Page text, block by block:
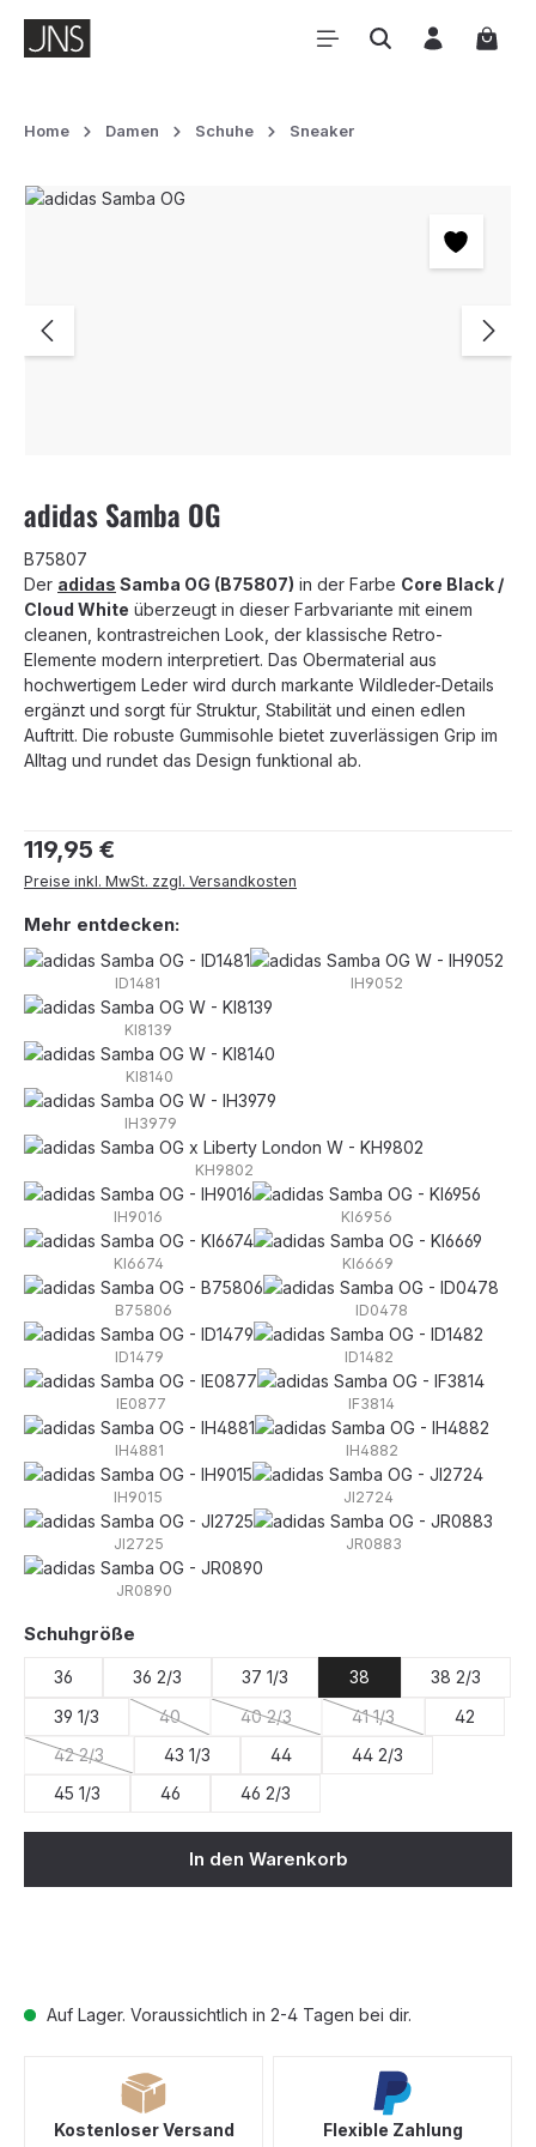
Zum Hauptinhalt springen
Home Damen Schuhe Sneaker
Bildergalerie überspringen
adidas Samba OG
B75807
Der adidas Samba OG (B75807) in der Farbe Core Black /
Cloud White überzeugt in dieser Farbvariante mit einem
cleanen, kontrastreichen Look, der klassische Retro-
Elemente modern interpretiert. Das Obermaterial aus
hochwertigem Leder wird durch markante Wildleder-Details
ergänzt und sorgt für Struktur, Stabilität und einen edlen
Auftritt. Die robuste Gummisohle bietet zuverlässigen Grip im
Alltag und rundet das Design funktional ab.
Regulärer Preis:
119,95 €
Preise inkl. MwSt. zzgl. Versandkosten
Auf Lager. Voraussichtlich in 2-4 Tagen bei dir.
Mehr entdecken:
ID1481 IH9052
KI8139
KI8140
IH3979
KH9802
IH9016 KI6956
KI6674 KI6669
B75806 ID0478
ID1479 ID1482
IE0877 IF3814
IH4881 IH4882
IH9015 JI2724
JI2725 JR0883
JR0890
Schuhgröße
36 36 2/3 37 1/3 38
38 2/3
39 1/3
40
(Diese Option ist zurzeit nicht verfügbar.)
40 2/3
(Diese Option ist zurzeit nicht
41 1/3
(Diese Option ist
42
42 2/3
(Diese Option ist zurzeit nicht verfügbar.)
43 1/3 44
44 2/3
45 1/3
46 46 2/3
In den Warenkorb
Kostenloser Versand Flexible Zahlung